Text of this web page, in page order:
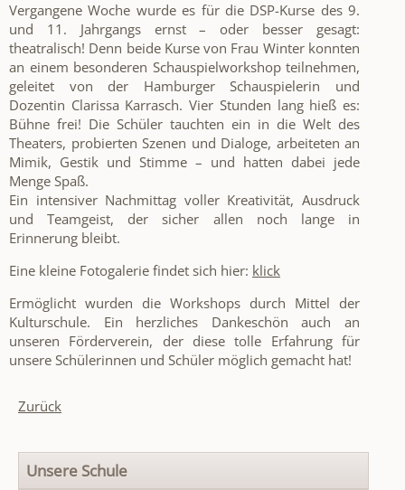
Vergangene Woche wurde es für die DSP-Kurse des 9.
und 11. Jahrgangs ernst – oder besser gesagt:
theatralisch! Denn beide Kurse von Frau Winter konnten
an einem besonderen Schauspielworkshop teilnehmen,
geleitet von der Hamburger Schauspielerin und
Dozentin Clarissa Karrasch. Vier Stunden lang hieß es:
Bühne frei! Die Schüler tauchten ein in die Welt des
Theaters, probierten Szenen und Dialoge, arbeiteten an
Mimik, Gestik und Stimme – und hatten dabei jede
Menge Spaß.
Ein intensiver Nachmittag voller Kreativität, Ausdruck
und Teamgeist, der sicher allen noch lange in
Erinnerung bleibt.
Eine kleine Fotogalerie findet sich hier: klick
Ermöglicht wurden die Workshops durch Mittel der
Kulturschule. Ein herzliches Dankeschön auch an
unseren Förderverein, der diese tolle Erfahrung für
unsere Schülerinnen und Schüler möglich gemacht hat!
Zurück
Navigation
überspringen
Unsere Schule